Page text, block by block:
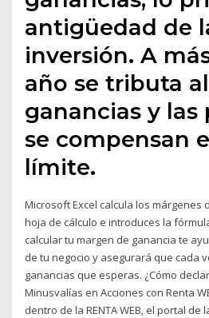
antigüedad de
inversión. A
año se tributa al
ganancias y las
se compensan
límite.
Microsoft Excel calcula los márgenes
hoja de cálculo e introduces la
calcular tu margen de ganancia te
de tu negocio y asegurará que cada
ganancias que esperas. ¿Cómo
Minusvalías en Acciones con Renta
dentro de la RENTA WEB, el portal de